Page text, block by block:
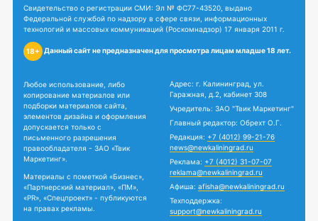
Свидетельство о регистрации СМИ: Эл № ФС77-43520, выдано
Федеральной службой по надзору в сфере связи, информационных
технологий и массовых коммуникаций (Роскомнадзор) 17 января 2011 г.
18+ Данный сайт не предназначен для просмотра лицам младше 18 лет.
Любое использование, либо
копирование материалов или
подборки материалов сайта,
элементов дизайна и оформления
допускается только с
письменного разрешения
правообладателя - ЗАО «Твик
Маркетинг».
Материалы с пометкой «Бизнес»,
«Партнерский материал», «ПМ»,
«PR», «Спецпроект» - публикуются
на правах рекламы.
Адрес: г. Калининград, ул.
Гаражная, д.2, кабинет 308
Учредитель: ЗАО "Твик Маркетинг"
Главный редактор: Обрехт О.Г.
Редакция: +7 (4012) 99-21-76
news@newkaliningrad.ru
Реклама: +7 (4012) 31-07-07
reklama@newkaliningrad.ru
Афиша: afisha@newkaliningrad.ru
Техподдержка:
support@newkaliningrad.ru